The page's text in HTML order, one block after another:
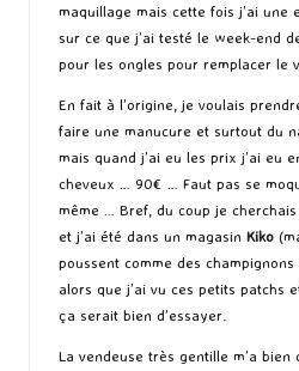
maquillage mais cette fois j’ai une
sur ce que j’ai testé le week-end
pour les ongles pour remplacer le
En fait à l’origine, je voulais
faire une manucure et surtout du
mais quand j’ai eu les prix j’ai eu
cheveux … 90€ … Faut pas se
même … Bref, du coup je
et j’ai été dans un magasin Kiko
poussent comme des
alors que j’ai vu ces petits patchs
ça serait bien d’essayer.
La vendeuse très gentille m’a